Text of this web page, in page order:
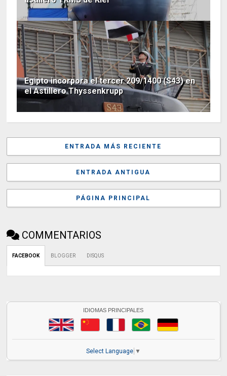
Egipto incorpora el tercer 209/1400 (S43) en
el Astillero Thyssenkrupp
ENTRADA MÁS RECIENTE
ENTRADA ANTIGUA
PÁGINA PRINCIPAL
COMMENTARIOS
FACEBOOK BLOGGER DISQUS
IDIOMAS PRINCIPALES
Select Language ▼